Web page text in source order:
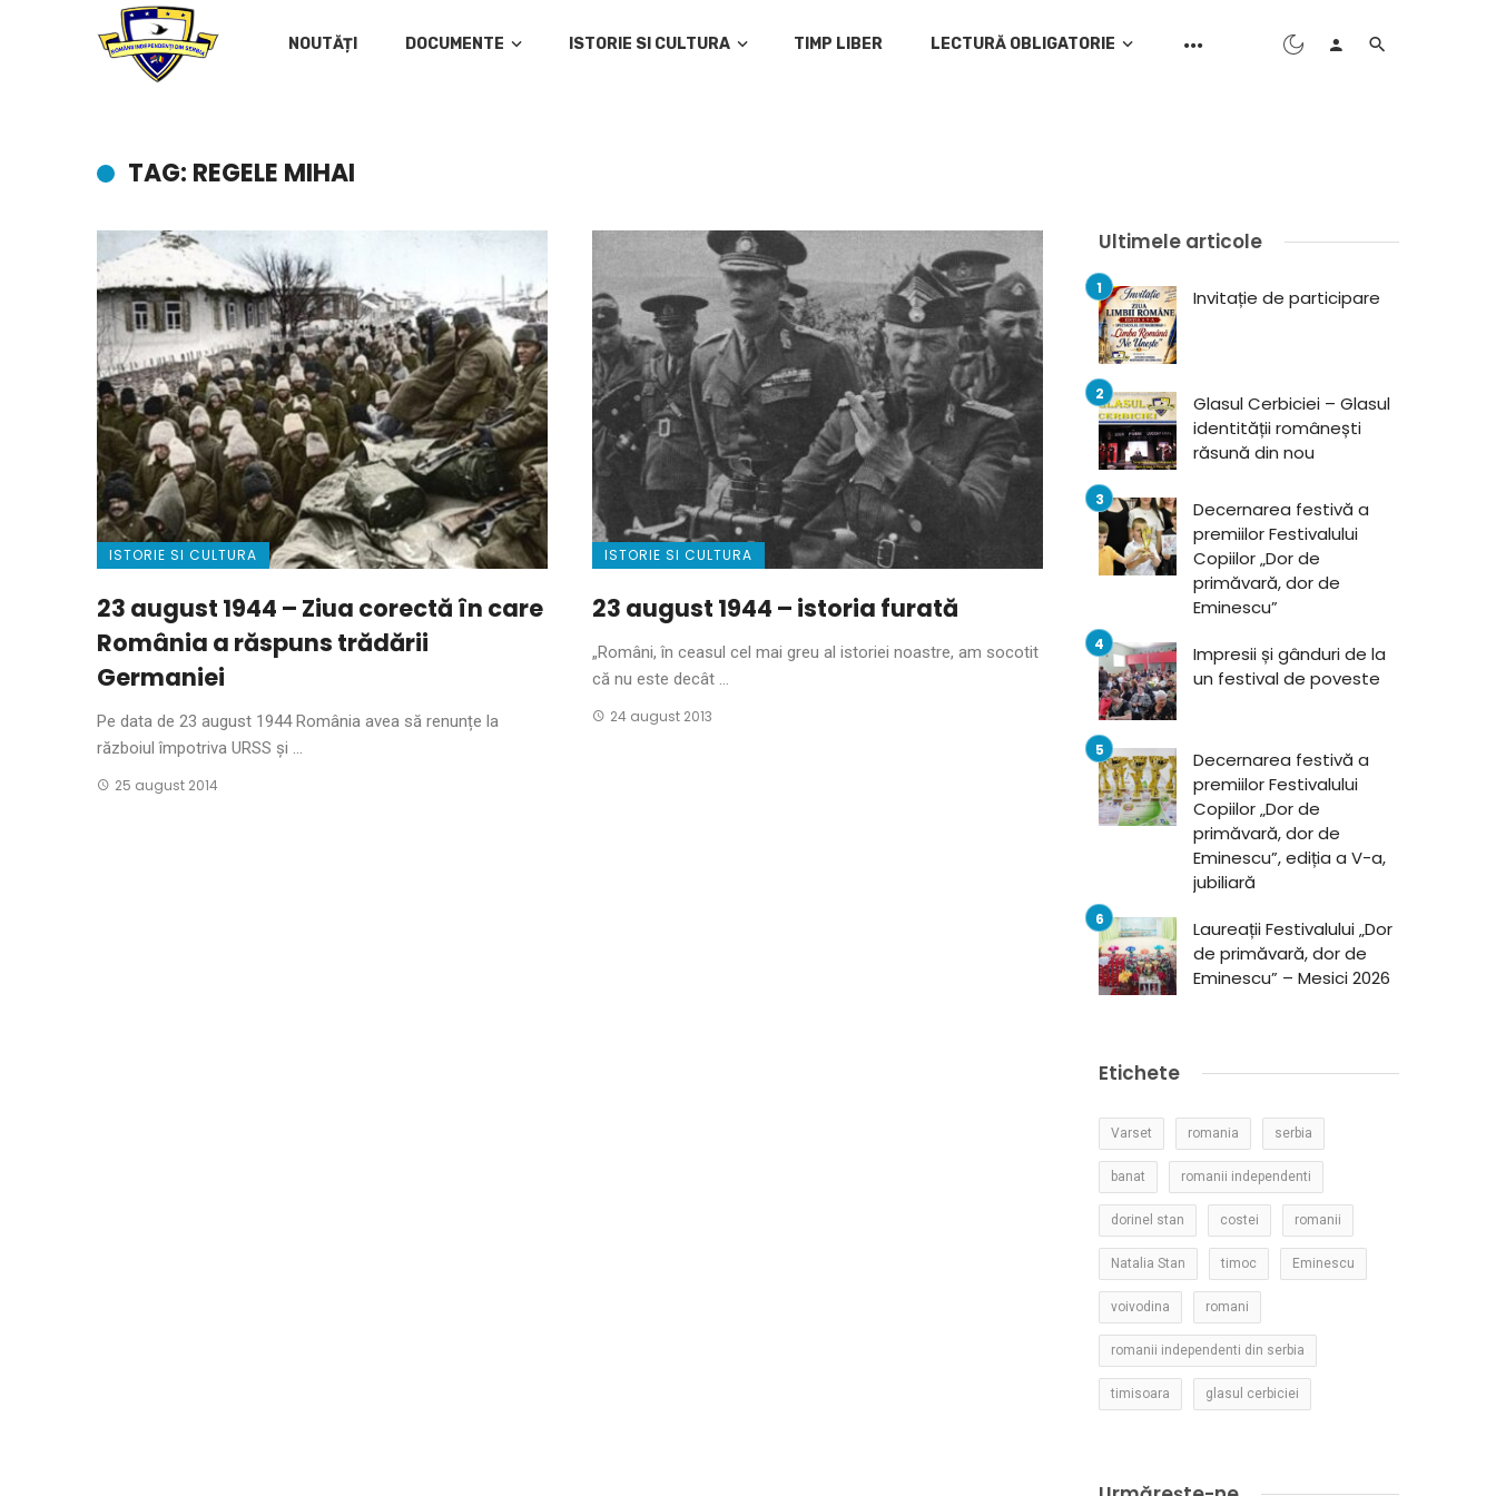
NOUTĂȚI DOCUMENTE ISTORIE SI CULTURA TIMP LIBER LECTURĂ OBLIGATORIE
TAG: REGELE MIHAI
ISTORIE SI CULTURA
23 august 1944 – Ziua corectă în care
România a răspuns trădării
Germaniei
Pe data de 23 august 1944 România avea să renunțe la
războiul împotriva URSS și ...
25 august 2014
ISTORIE SI CULTURA
23 august 1944 – istoria furată
„Români, în ceasul cel mai greu al istoriei noastre, am socotit
că nu este decât ...
24 august 2013
Ultimele articole
Invitație de participare
Glasul Cerbiciei – Glasul
identității românești
răsună din nou
Decernarea festivă a
premiilor Festivalului
Copiilor „Dor de
primăvară, dor de
Eminescu”
Impresii și gânduri de la
un festival de poveste
Decernarea festivă a
premiilor Festivalului
Copiilor „Dor de
primăvară, dor de
Eminescu”, ediția a V-a,
jubiliară
Laureații Festivalului „Dor
de primăvară, dor de
Eminescu” – Mesici 2026
Etichete
Varset romania serbia
banat romanii independenti
dorinel stan costei romanii
Natalia Stan timoc Eminescu
voivodina romani
romanii independenti din serbia
timisoara glasul cerbiciei